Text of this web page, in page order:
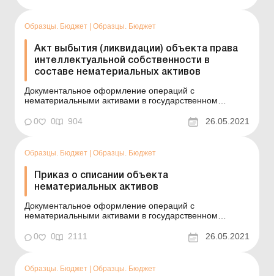
Образцы. Бюджет Образцы. Бюджет
Акт выбытия (ликвидации) объекта права
интеллектуальной собственности в
составе нематериальных активов
Документальное оформление операций с
нематериальными активами в государственном
права интеллектуальной собственности в составе
нематериальных активов. Типовая форма № НА-3
наці...
0 0 904 26.05.2021
Образцы. Бюджет Образцы. Бюджет
Приказ о списании объекта
нематериальных активов
Документальное оформление операций с
нематериальными активами в государственном
Одеський національний університет Наказ 27.04.19 р.
0 0 2111 26.05.2021
Образцы. Бюджет | Образцы. Бюджет